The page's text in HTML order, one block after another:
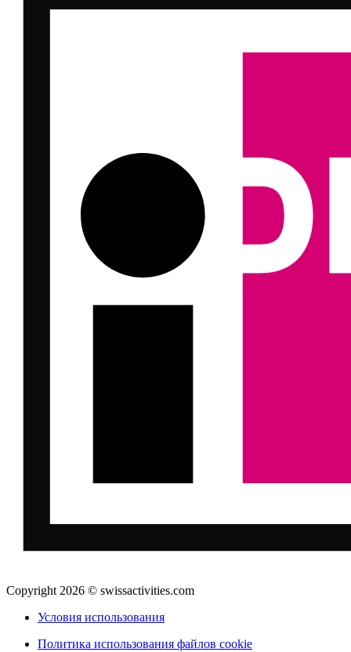
Copyright 2026 © swissactivities.com
Условия использования
Политика использования файлов cookie